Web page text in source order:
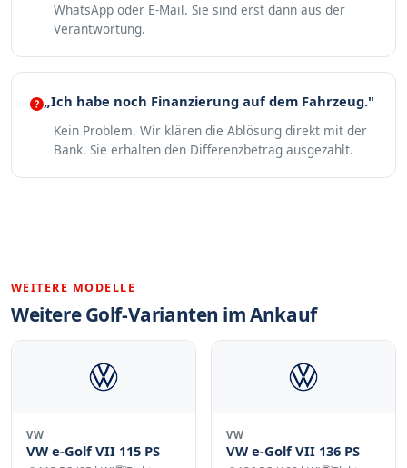
WhatsApp oder E-Mail. Sie sind erst dann aus der
Verantwortung.
„Ich habe noch Finanzierung auf dem Fahrzeug."
Kein Problem. Wir klären die Ablösung direkt mit der
Bank. Sie erhalten den Differenzbetrag ausgezahlt.
WEITERE MODELLE
Weitere Golf-Varianten im Ankauf
VW
VW e-Golf VII 115 PS
VW
VW e-Golf VII 136 PS